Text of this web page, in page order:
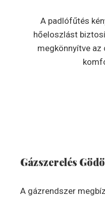
A padlófűtés
hőeloszlást
megkönnyítve
Gázszerelés
A gázrendszer